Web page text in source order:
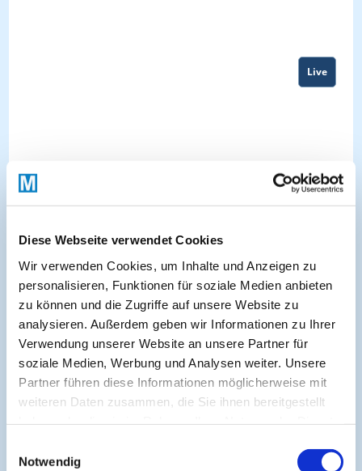
Diese Webseite verwendet Cookies
Wir verwenden Cookies, um Inhalte und Anzeigen zu
personalisieren, Funktionen für soziale Medien anbieten
zu können und die Zugriffe auf unsere Website zu
analysieren. Außerdem geben wir Informationen zu Ihrer
Verwendung unserer Website an unsere Partner für
soziale Medien, Werbung und Analysen weiter. Unsere
Partner führen diese Informationen möglicherweise mit
weiteren Daten zusammen, die Sie ihnen bereitgestellt
Notwendig
Live
About
Cogitando-GmbH
c/o CME-Verlag Medcram
Im Birnengarten 7
91077 Neunkirchen am Brand
+49 (0)9134 2290930